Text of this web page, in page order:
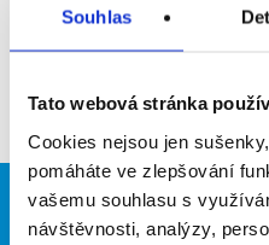
Souhlas
Tato webová stránka
Cookies nejsou jen
pomáháte ve zlepšování
vašemu souhlasu s
návštěvnosti, analýzy,
Brigádníci